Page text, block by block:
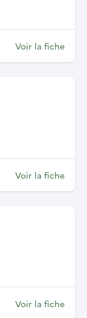
Voir la fiche
Voir la fiche
Voir la fiche